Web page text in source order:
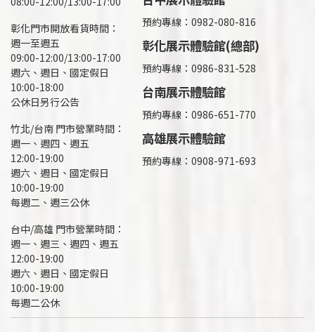
彰化門市開放看貨時間：
週一至週五
09:00-12:00/13:00-17:00
週六、週日、國定假日
10:00-18:00
公休日另行公告
竹北/台南 門市營業時間：
週一、週四、週五
12:00-19:00
週六、週日、國定假日
10:00-19:00
每週二、週三公休
台中/高雄 門市營業時間：
週一、週三、週四、週五
12:00-19:00
週六、週日、國定假日
10:00-19:00
每週二公休
預約專線：0982-080-816
彰化展示體驗館(總部)
預約專線： 0986-831-528
台南展示體驗館
預約專線：0986-651-770
高雄展示體驗館
預約專線： 0908-971-693